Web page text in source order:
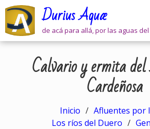
Skip
content
Durius Aquæ
de acá para allá, por las aguas
Calvario y ermita
Cardeñosa
Inicio
Afluentes por
Los ríos del Duero